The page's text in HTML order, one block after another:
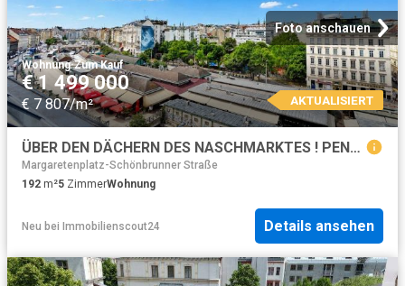
Foto anschauen
Wohnung·Zum Kauf
€ 1 499 000
€ 7 807/m² AKTUALISIERT
ÜBER DEN DÄCHERN DES NASCHMARKTES ! PENTHOUSE FOR SALE !
Margaretenplatz-Schönbrunner Straße
192 m²5 ZimmerWohnung
Neu bei Immobilienscout24 Details ansehen